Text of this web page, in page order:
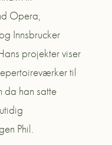
Opera,
Innsbrucker
projekter viser
til
da han satte
Phil.